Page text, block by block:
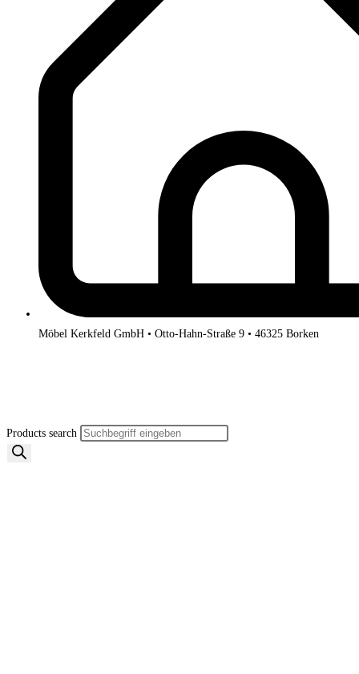
Möbel Kerkfeld GmbH • Otto-Hahn-Straße 9 • 46325 Borken
Products search